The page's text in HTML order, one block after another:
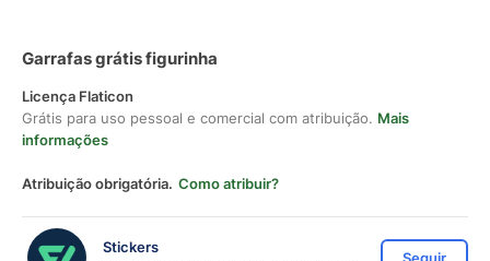
Garrafas grátis figurinha
Licença Flaticon
Grátis para uso pessoal e comercial com atribuição. Mais
informações
Atribuição obrigatória. Como atribuir?
Stickers